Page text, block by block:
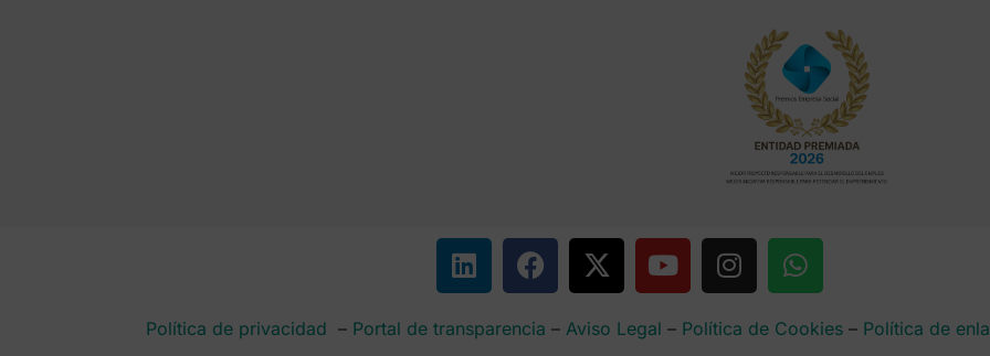
Política de privacidad – Portal de transparencia – Aviso Legal – Política de Cookies– Política de